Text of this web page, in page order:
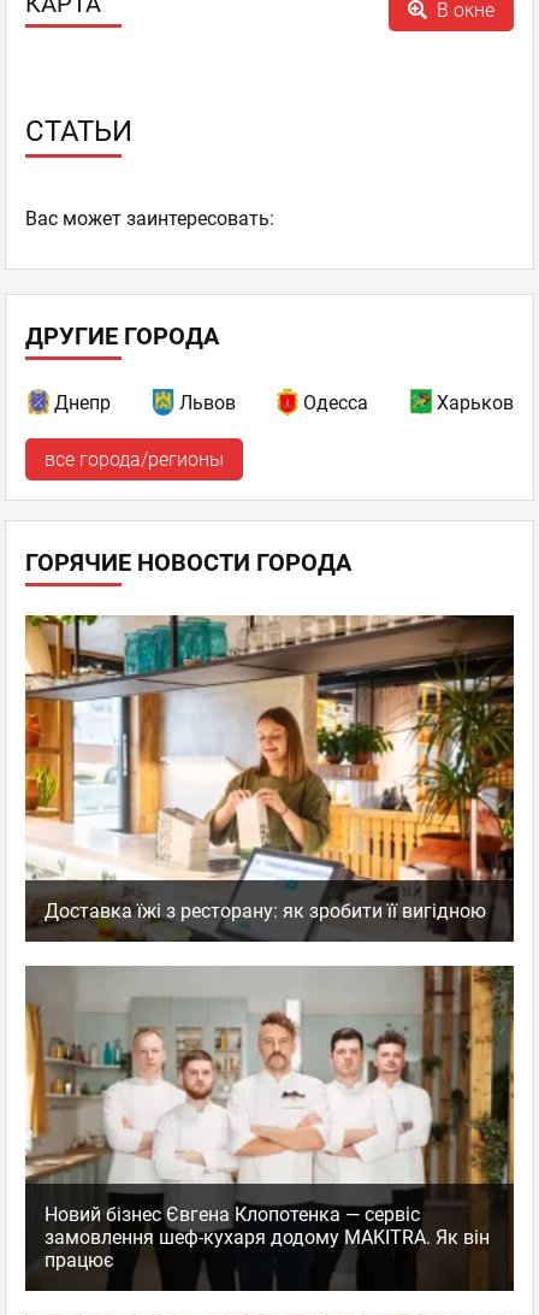
В окне
СТАТЬИ
Ваc может заинтересовать:
ДРУГИЕ ГОРОДА
Днепр Львов Одесса Харьков
все города/регионы
ГОРЯЧИЕ НОВОСТИ ГОРОДА
Доставка їжі з ресторану: як зробити її вигідною
Новий бізнес Євгена Клопотенка — сервіс
замовлення шеф-кухаря додому MAKITRA. Як він
працює